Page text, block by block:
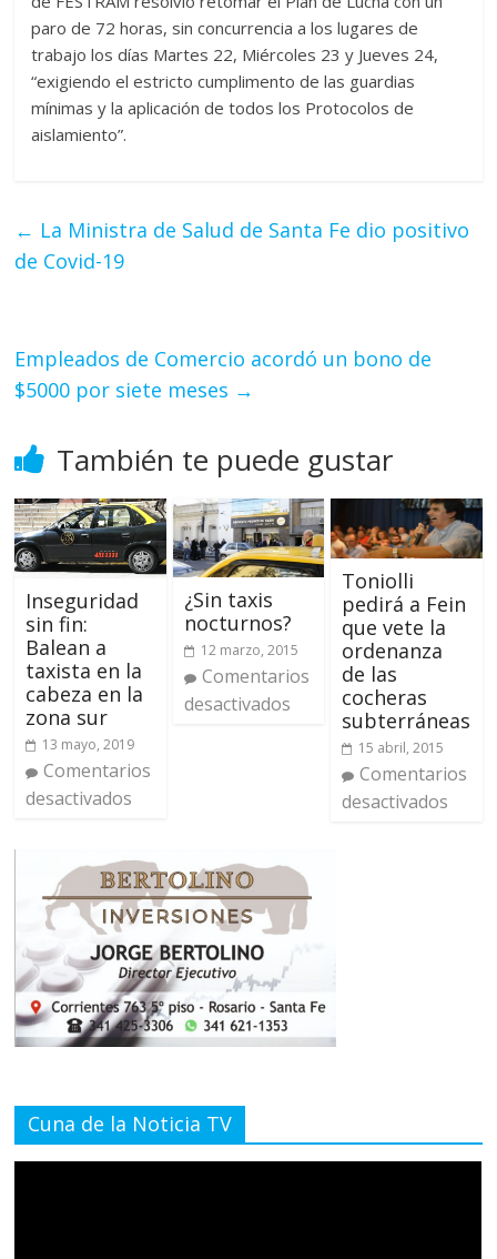
paro de 72 horas, sin concurrencia a los lugares de
trabajo los días Martes 22, Miércoles 23 y Jueves 24,
“exigiendo el estricto cumplimento de las guardias
mínimas y la aplicación de todos los Protocolos de
aislamiento”.
← La Ministra de Salud de Santa Fe dio positivo
de Covid-19
Empleados de Comercio acordó un bono de
$5000 por siete meses →
También te puede gustar
Inseguridad
sin fin:
Balean a
taxista en la
cabeza en la
zona sur
13 mayo, 2019
Comentarios
desactivados
¿Sin taxis
nocturnos?
12 marzo, 2015
Comentarios
desactivados
Toniolli
pedirá a Fein
que vete la
ordenanza
de las
cocheras
subterráneas
15 abril, 2015
Comentarios
desactivados
Cuna de la Noticia TV